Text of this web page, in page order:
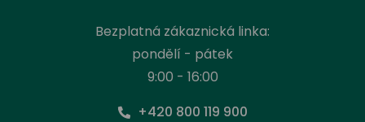
Bezplatná zákaznická linka:
pondělí - pátek
9:00 - 16:00
+420 800 119 900